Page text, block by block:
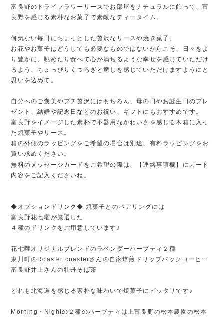
富良野のドライフラワーリースでお部屋をナチュラルに飾って、富
良野を感じる素朴なお菓子で素敵なティータイム。
何気ない毎日にちょっとした贅沢なリースや焼き菓子。
お花やお菓子はどうしても必要なものではないからこそ、日々をよ
り豊かに、眺めたり食べて心が満ちるような幸せを感じていただけ
るよう、ちょっぴりくつろぎと癒しを感じていただけますようにと
思いを込めて。
自分へのご褒美やプチ贅沢にはもちろん、母の日やお誕生日のプレ
ゼント、結婚や記念日などのお祝い、ギフトにもおすすめです。
富良野をイメージした素朴で不器用なかわいさを感じる木箱に入っ
た焼菓子やリース。
箱の外側のラッピングをご希望の場合は別途、有料ラッピングをお
買い求めください。
無料のメッセージカードをご希望の際は、【連絡事項欄】にカード
内容をご記入くださいね。
◆オプションドリンク◆ 焼菓子とのペアリングには
富良野花七曜が厳選した
４種のドリンクをご用意しています♪
花七曜オリジナルブレンドのラベンダーハーブティ２種
東川町のRoaster coasterさんの自家焙煎ドリップパックコーヒー
富良野井上さんの牡丹そば茶
どれも北海道を感じる素朴な味わいで焼菓子にピッタリです♪
Morning・Nightの２種のハーブティは上富良野の松本農園の松本